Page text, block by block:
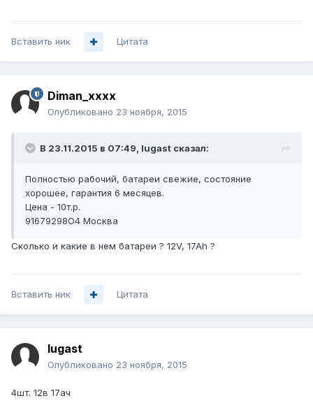
Вставить ник Цитата
Diman_xxxx
Опубликовано 23 ноября, 2015
В 23.11.2015 в 07:49, lugast сказал:
Полностью рабочий, батареи свежие, состояние
хорошее, гарантия 6 месяцев.
Цена - 10т.р.
91679298O4 Москва
Сколько и какие в нем батареи ? 12V, 17Ah ?
Вставить ник Цитата
lugast
Опубликовано 23 ноября, 2015
4шт. 12в 17ач